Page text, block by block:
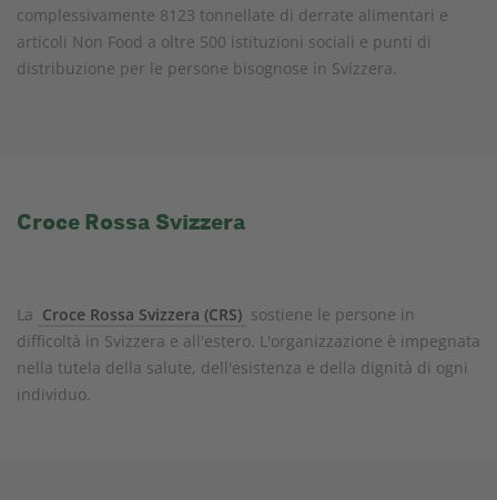
complessivamente 8123 tonnellate di derrate alimentari e
articoli Non Food a oltre 500 istituzioni sociali e punti di
distribuzione per le persone bisognose in Svizzera.
Croce Rossa Svizzera
La Croce Rossa Svizzera (CRS) sostiene le persone in
difficoltà in Svizzera e all'estero. L'organizzazione è impegnata
nella tutela della salute, dell'esistenza e della dignità di ogni
individuo.